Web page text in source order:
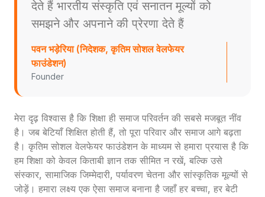
देते हैं भारतीय संस्कृति एवं सनातन मूल्यों को
समझने और अपनाने की प्रेरणा देते हैं
पवन भड़ेरिया (निदेशक, कृतिम सोशल वेलफेयर
फाउंडेशन)
Founder
मेरा दृढ़ विश्वास है कि शिक्षा ही समाज परिवर्तन की सबसे मजबूत नींव
है। जब बेटियाँ शिक्षित होती हैं, तो पूरा परिवार और समाज आगे बढ़ता
है। कृतिम सोशल वेलफेयर फाउंडेशन के माध्यम से हमारा प्रयास है कि
हम शिक्षा को केवल किताबी ज्ञान तक सीमित न रखें, बल्कि उसे
संस्कार, सामाजिक जिम्मेदारी, पर्यावरण चेतना और सांस्कृतिक मूल्यों से
जोड़ें। हमारा लक्ष्य एक ऐसा समाज बनाना है जहाँ हर बच्चा, हर बेटी